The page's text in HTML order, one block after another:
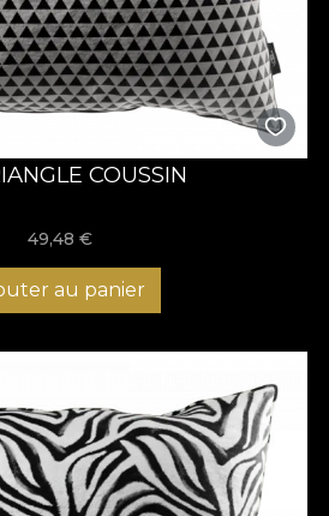
COUSSIN
49,48 €
au panier